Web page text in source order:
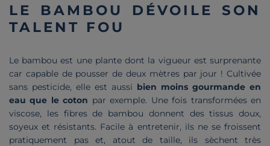
LE BAMBOU DÉVOILE SON
TALENT FOU
Le bambou est une plante dont la vigueur est surprenante
car capable de pousser de deux mètres par jour ! Cultivée
sans pesticide, elle est aussi bien moins gourmande en
eau que le coton par exemple. Une fois transformées en
viscose, les fibres de bambou donnent des tissus doux,
soyeux et résistants. Facile à entretenir, ils ne se froissent
pratiquement pas et, atout de taille, ils sèchent très